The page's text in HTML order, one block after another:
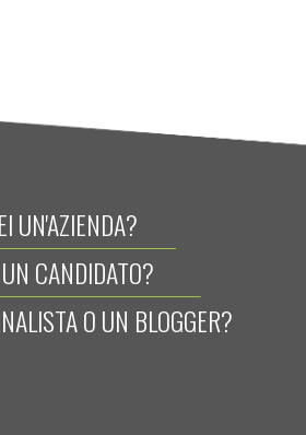
UN'AZIENDA?
CANDIDATO?
O UN BLOGGER?